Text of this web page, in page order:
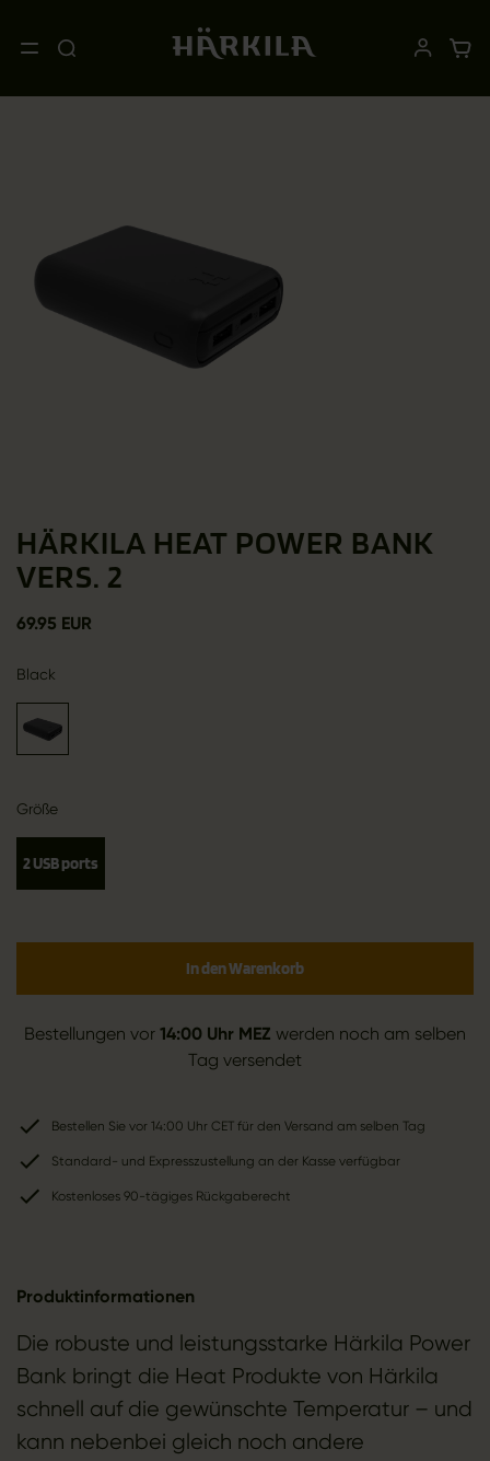
HÄRKILA HEAT POWER BANK
VERS. 2
69.95 EUR
Black
Größe
2 USB ports
In den Warenkorb
Bestellungen vor 14:00 Uhr MEZ werden noch am selben
Tag versendet
Bestellen Sie vor 14:00 Uhr CET für den Versand am selben Tag
Standard- und Expresszustellung an der Kasse verfügbar
Kostenloses 90-tägiges Rückgaberecht
Produktinformationen
Die robuste und leistungsstarke Härkila Power
Bank bringt die Heat Produkte von Härkila
schnell auf die gewünschte Temperatur – und
kann nebenbei gleich noch andere